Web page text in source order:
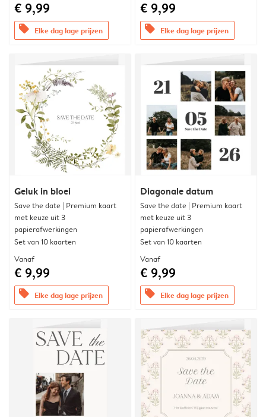
€ 9,99
offers Elke dag lage prijzen
€ 9,99
offers Elke dag lage prijzen
Geluk in bloei
Save the date | Premium kaart
met keuze uit 3
papierafwerkingen
Set van 10 kaarten
Vanaf
€ 9,99
offers Elke dag lage prijzen
Diagonale datum
Save the date | Premium kaart
met keuze uit 3
papierafwerkingen
Set van 10 kaarten
Vanaf
€ 9,99
offers Elke dag lage prijzen